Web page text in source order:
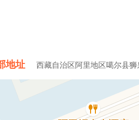
地址 西藏自治区阿里地区噶尔县